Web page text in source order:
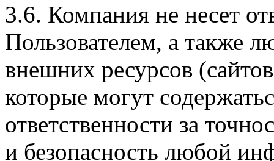
3.6. Компания не несет
Пользователем, а также
внешних ресурсов
которые могут
ответственности за
и безопасность любой